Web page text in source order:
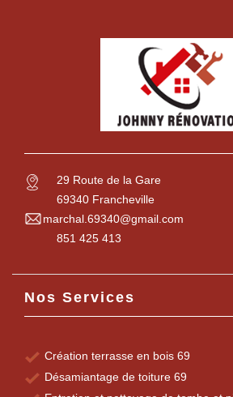
29 Route de la Gare
69340 Francheville
marchal.69340@gmail.com
851 425 413
Nos Services
Création terrasse en bois 69
Désamiantage de toiture 69